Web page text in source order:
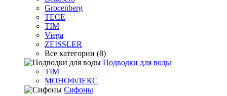
Grocenberg
TECE
TIM
Viega
ZEISSLER
Все категории (8)
Подводки для воды
TIM
МОНОФЛЕКС
Сифоны